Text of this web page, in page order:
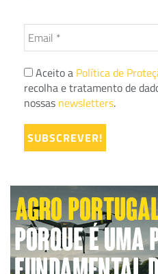
Aceito a Política de
recolha e tratamento de
nossas newsletters.